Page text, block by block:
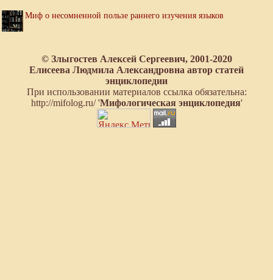
Миф о несомненной пользе раннего изучения языков
© Злыгостев Алексей Сергеевич, 2001-2020
Елисеева Людмила Александровна автор статей
энциклопедии
При использовании материалов ссылка обязательна:
http://mifolog.ru/ 'Мифологическая энциклопедия'